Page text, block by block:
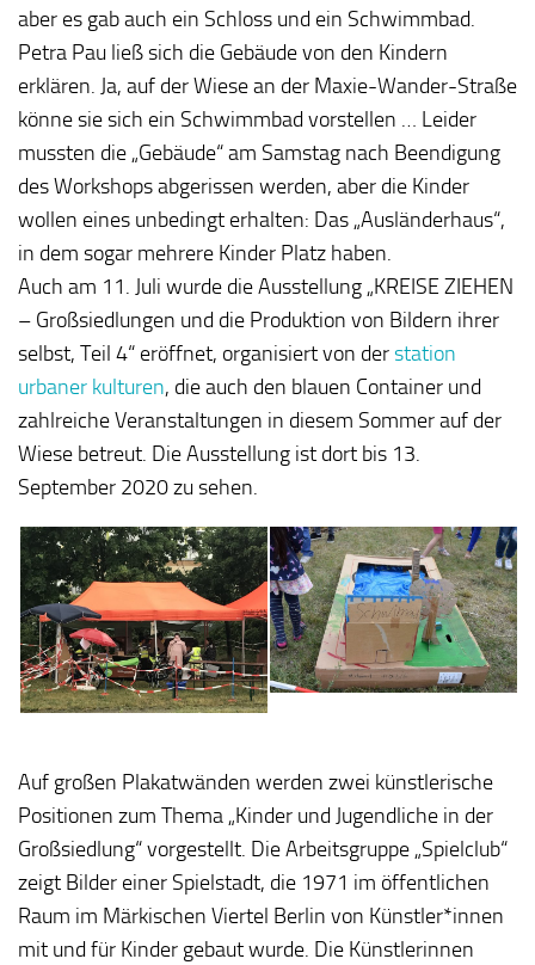
aber es gab auch ein Schloss und ein Schwimmbad.
Petra Pau ließ sich die Gebäude von den Kindern
erklären. Ja, auf der Wiese an der Maxie-Wander-Straße
könne sie sich ein Schwimmbad vorstellen … Leider
mussten die „Gebäude“ am Samstag nach Beendigung
des Workshops abgerissen werden, aber die Kinder
wollen eines unbedingt erhalten: Das „Ausländerhaus“,
in dem sogar mehrere Kinder Platz haben.
Auch am 11. Juli wurde die Ausstellung „KREISE ZIEHEN
– Großsiedlungen und die Produktion von Bildern ihrer
selbst, Teil 4“ eröffnet, organisiert von derstation
urbaner kulturen, die auch den blauen Container und
zahlreiche Veranstaltungen in diesem Sommer auf der
Wiese betreut. Die Ausstellung ist dort bis 13.
September 2020 zu sehen.
Auf großen Plakatwänden werden zwei künstlerische
Positionen zum Thema „Kinder und Jugendliche in der
Großsiedlung“ vorgestellt. Die Arbeitsgruppe „Spielclub“
zeigt Bilder einer Spielstadt, die 1971 im öffentlichen
Raum im Märkischen Viertel Berlin von Künstler*innen
mit und für Kinder gebaut wurde. Die Künstlerinnen